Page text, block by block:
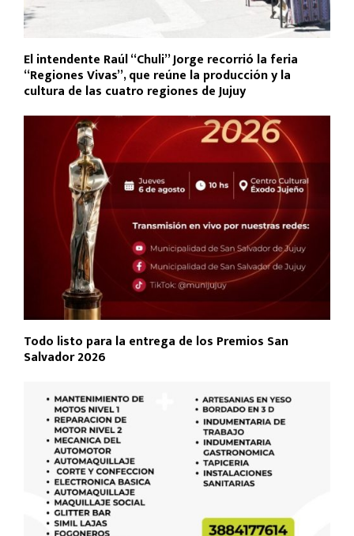
El intendente Raúl “Chuli” Jorge recorrió la feria
“Regiones Vivas”, que reúne la producción y la
cultura de las cuatro regiones de Jujuy
Todo listo para la entrega de los Premios San
Salvador 2026